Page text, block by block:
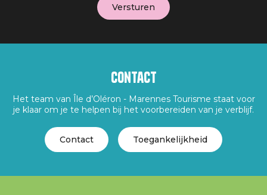
Contact
Het team van Île d’Oléron - Marennes Tourisme staat voor
je klaar om je te helpen bij het voorbereiden van je verblijf.
Contact Toegankelijkheid